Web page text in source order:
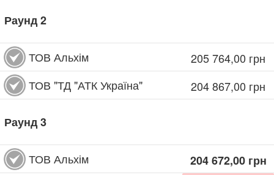
Раунд2
ТОВ Альхім 205 764,00 грн
ТОВ "ТД "АТК Україна"
204 867,00 грн
Раунд3
ТОВ Альхім 204 672,00 грн